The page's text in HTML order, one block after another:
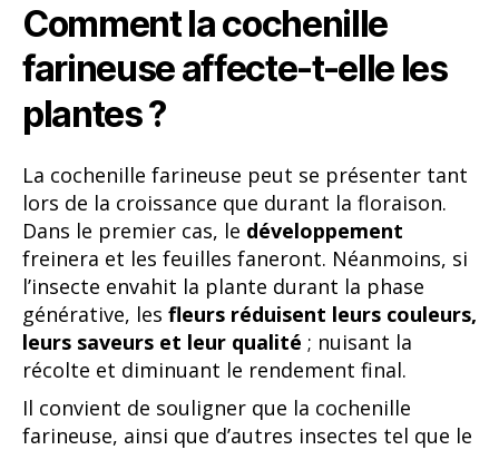
Comment la cochenille
farineuse affecte-t-elle les
plantes ?
La cochenille farineuse peut se présenter tant
lors de la croissance que durant la floraison.
Dans le premier cas, le développement
freinera et les feuilles faneront. Néanmoins, si
l’insecte envahit la plante durant la phase
générative, les fleurs réduisent leurs couleurs,
leurs saveurs et leur qualité ; nuisant la
récolte et diminuant le rendement final.
Il convient de souligner que la cochenille
farineuse, ainsi que d’autres insectes tel que le